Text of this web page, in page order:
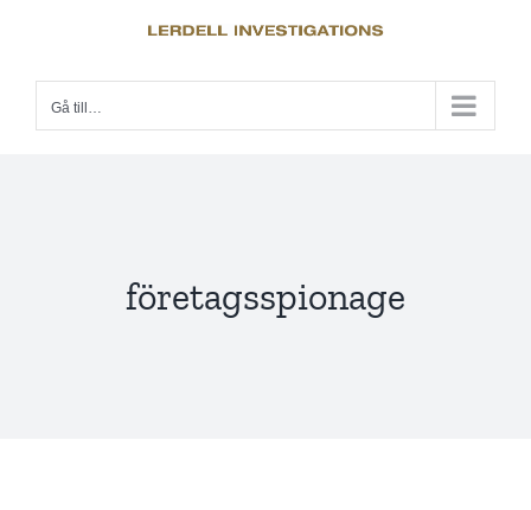
innehållet
Gå till…
företagsspionage